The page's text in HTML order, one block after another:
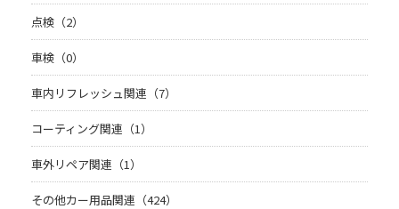
点検（2）
車検（0）
車内リフレッシュ関連（7）
コーティング関連（1）
車外リペア関連（1）
その他カー用品関連（424）